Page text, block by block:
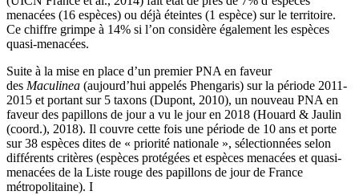
menacées (16 espèces) ou déjà éteintes (1 espèce) sur le territoire.
Ce chiffre grimpe à 14% si l’on considère également les espèces
quasi-menacées.
Suite à la mise en place d’un premier PNA en faveur
des Maculinea (aujourd’hui appelés Phengaris) sur la période 2011-
2015 et portant sur 5 taxons (Dupont, 2010), un nouveau PNA en
faveur des papillons de jour a vu le jour en 2018 (Houard & Jaulin
(coord.), 2018). Il couvre cette fois une période de 10 ans et porte
sur 38 espèces dites de « priorité nationale », sélectionnées selon
différents critères (espèces protégées et espèces menacées et quasi-
menacées de la Liste rouge des papillons de jour de France
métropolitaine). I